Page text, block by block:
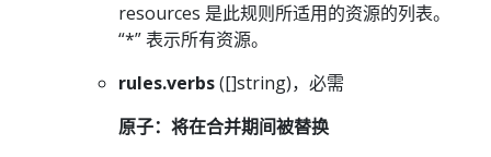
resources 是此规则所适用的资源的列表。
“*” 表示所有资源。
rules.verbs([]string)，必需
原子：将在合并期间被替换